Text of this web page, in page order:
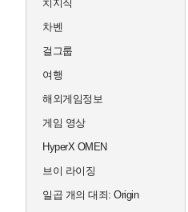
치지직
차벤
걸그룹
여행
해외게임정보
게임 영상
HyperX OMEN
브이 라이징
일곱 개의 대죄: Origin